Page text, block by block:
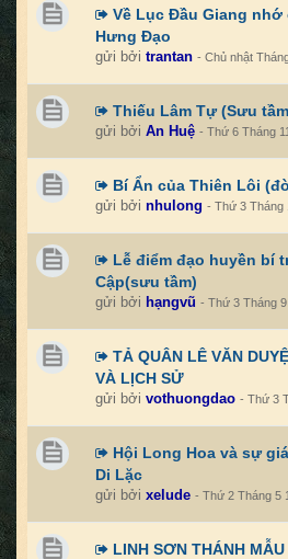
Về Lục Đầu Giang nhớ
Hưng Đạo
gửi bởi trantan - Chủ nhật
Thiếu Lâm Tự (Sưu
gửi bởi An Huệ - Thứ 6 Tháng
Bí Ẩn của Thiên Lôi
gửi bởi nhulong - Thứ 3 Tháng
Lễ điểm đạo huyền bí
Cập(sưu tầm)
gửi bởi hạngvũ - Thứ 3 Tháng
TẢ QUÂN LÊ VĂN
VÀ LỊCH SỬ
gửi bởi vothuongdao - Thứ 3
Hội Long Hoa và sự
Di Lặc
gửi bởi xelude - Thứ 2 Tháng 5
LINH SƠN THÁNH MẪU